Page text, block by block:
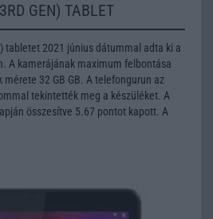
GEN) TABLET
tabletet 2021 június dátummal adta ki a
A kamerájának maximum felbontása
32 GB GB. A telefongurun az
tekintették meg a készüléket. A
összesítve 5.67 pontot kapott. A